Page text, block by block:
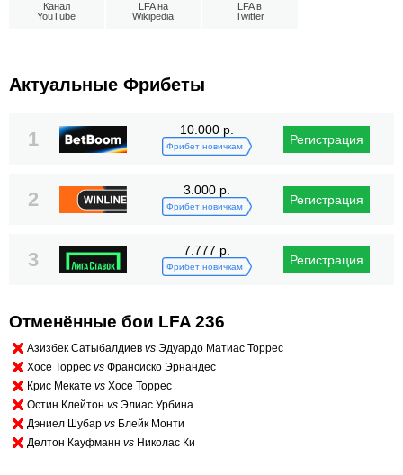
Канал
YouTube
LFA на
Wikipedia
LFA в
Twitter
Актуальные Фрибеты
1 10.000 р.
Фрибет новичкам Регистрация
2 3.000 р.
Фрибет новичкам Регистрация
3 7.777 р.
Фрибет новичкам Регистрация
Отменённые бои LFA 236
Азизбек Сатыбалдиев vs Эдуардо Матиас Торрес
Хосе Торрес vs Франсиско Эрнандес
Крис Мекате vs Хосе Торрес
Остин Клейтон vs Элиас Урбина
Дэниел Шубар vs Блейк Монти
Делтон Кауфманн vs Николас Ки